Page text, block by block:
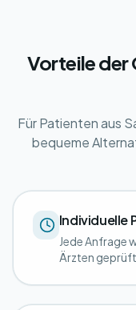
Vorteile der
Für Patienten aus
bequeme
Individuelle
Jede Anfrage
Ärzten geprüft